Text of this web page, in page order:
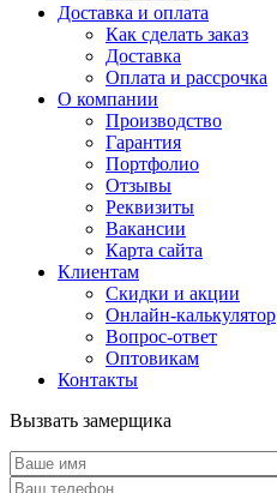
Доставка и оплата
Как сделать заказ
Доставка
Оплата и рассрочка
О компании
Производство
Гарантия
Портфолио
Отзывы
Реквизиты
Вакансии
Карта сайта
Клиентам
Скидки и акции
Онлайн-калькулятор
Вопрос-ответ
Оптовикам
Контакты
Вызвать замерщика